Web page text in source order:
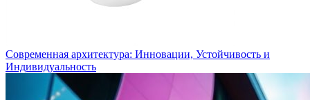
Современная архитектура: Инновации, Устойчивость и
Индивидуальность